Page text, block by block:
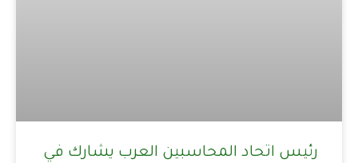
رئيس اتحاد المحاسبين العرب يشارك في